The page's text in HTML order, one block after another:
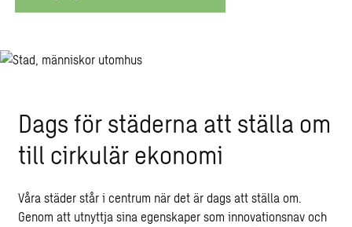
Dags för städerna att ställa om
till cirkulär ekonomi
Våra städer står i centrum när det är dags att ställa om.
Genom att utnyttja sina egenskaper som innovationsnav och